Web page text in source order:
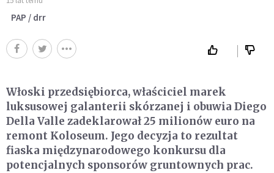
PAP / drr
Włoski przedsiębiorca, właściciel marek
luksusowej galanterii skórzanej i obuwia Diego
Della Valle zadeklarował 25 milionów euro na
remont Koloseum. Jego decyzja to rezultat
fiaska międzynarodowego konkursu dla
potencjalnych sponsorów gruntownych prac.